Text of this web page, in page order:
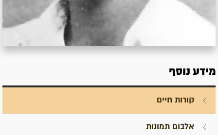
מידע נוסף
קורות חיים
אלבום תמונות